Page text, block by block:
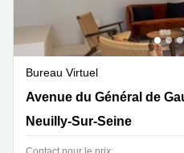
Bureau Virtuel
185 Avenue du Général de
Avenue du Général de
Neuilly-Sur-Seine